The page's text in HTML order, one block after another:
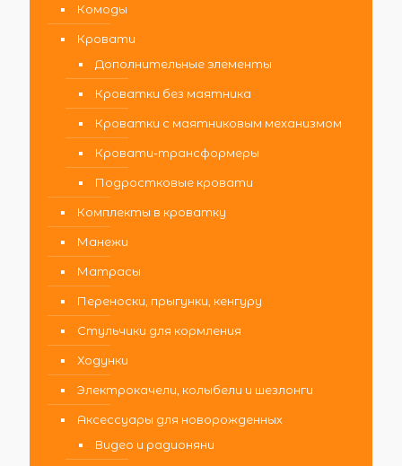
Комоды
Кровати
Дополнительные элементы
Кроватки без маятника
Кроватки с маятниковым механизмом
Кровати-трансформеры
Подростковые кровати
Комплекты в кроватку
Манежи
Матрасы
Переноски, прыгунки, кенгуру
Стульчики для кормления
Ходунки
Электрокачели, колыбели и шезлонги
Аксессуары для новорожденных
Видео и радионяни